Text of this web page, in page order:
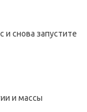
и снова запустите
и массы